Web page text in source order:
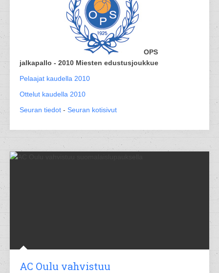
OPS
jalkapallo - 2010 Miesten edustusjoukkue
Pelaajat kaudella 2010
Ottelut kaudella 2010
Seuran tiedot - Seuran kotisivut
AC Oulu vahvistuu